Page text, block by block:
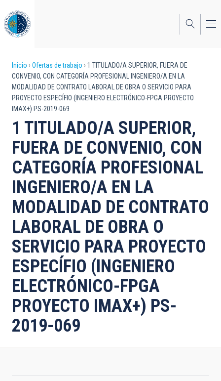
al
contenido
principal
Sobrescribir
enlaces
de
ayuda
a
la
navegación
Inicio Ofertas de trabajo
1 TITULADO/A SUPERIOR, FUERA DE
CONVENIO, CON CATEGORÍA PROFESIONAL INGENIERO/A EN LA
MODALIDAD DE CONTRATO LABORAL DE OBRA O SERVICIO PARA
PROYECTO ESPECÍFIO (INGENIERO ELECTRÓNICO-FPGA PROYECTO
IMAX+) PS-2019-069
1 TITULADO/A SUPERIOR,
FUERA DE CONVENIO, CON
CATEGORÍA PROFESIONAL
INGENIERO/A EN LA
MODALIDAD DE CONTRATO
LABORAL DE OBRA O
SERVICIO PARA PROYECTO
ESPECÍFIO (INGENIERO
ELECTRÓNICO-FPGA
PROYECTO IMAX+) PS-
2019-069